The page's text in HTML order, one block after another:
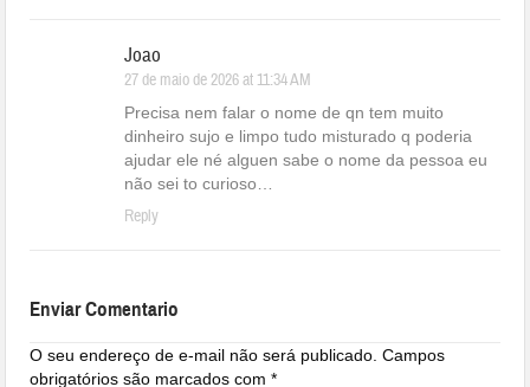
Joao
27 de maio de 2026 at 11:34 AM
Precisa nem falar o nome de qn tem muito
dinheiro sujo e limpo tudo misturado q poderia
ajudar ele né alguen sabe o nome da pessoa eu
não sei to curioso…
Reply
Enviar Comentario
O seu endereço de e-mail não será publicado. Campos
obrigatórios são marcados com*